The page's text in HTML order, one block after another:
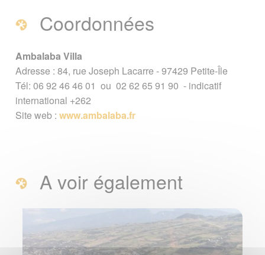
Coordonnées
Ambalaba Villa
Adresse : 84, rue Joseph Lacarre - 97429 Petite-Île
Tél: 06 92 46 46 01 ou 02 62 65 91 90 - indicatif
international +262
Site web : www.ambalaba.fr
A voir également